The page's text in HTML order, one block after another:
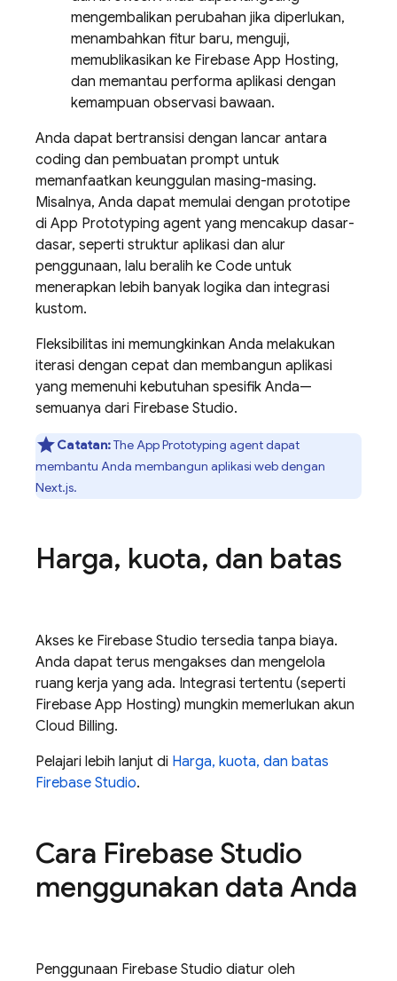
mengembalikan perubahan jika diperlukan,
menambahkan fitur baru, menguji,
memublikasikan ke Firebase App Hosting,
dan memantau performa aplikasi dengan
kemampuan observasi bawaan.
Anda dapat bertransisi dengan lancar antara
coding dan pembuatan prompt untuk
memanfaatkan keunggulan masing-masing.
Misalnya, Anda dapat memulai dengan prototipe
di App Prototyping agent yang mencakup dasar-
dasar, seperti struktur aplikasi dan alur
penggunaan, lalu beralih ke Code untuk
menerapkan lebih banyak logika dan integrasi
kustom.
Fleksibilitas ini memungkinkan Anda melakukan
iterasi dengan cepat dan membangun aplikasi
yang memenuhi kebutuhan spesifik Anda—
semuanya dari Firebase Studio.
Catatan:TheApp Prototyping agentdapat
membantu Anda membangun aplikasi web dengan
Next.js.
Harga, kuota, dan batas
Akses ke Firebase Studio tersedia tanpa biaya.
Anda dapat terus mengakses dan mengelola
ruang kerja yang ada. Integrasi tertentu (seperti
Firebase App Hosting) mungkin memerlukan akun
Cloud Billing.
Pelajari lebih lanjut di Harga, kuota, dan batas
Firebase Studio.
Cara Firebase Studio
menggunakan data Anda
Penggunaan Firebase Studio diatur oleh